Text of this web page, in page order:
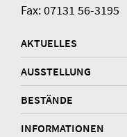
Fax: 07131 56-3195
AKTUELLES
AUSSTELLUNG
BESTÄNDE
INFORMATIONEN